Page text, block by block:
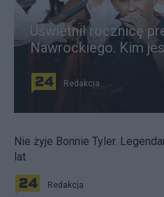
Uświetnił rocznicę
Nawrockiego. Kim
Redakcja
Nie żyje Bonnie Tyler.
lat
Redakcja